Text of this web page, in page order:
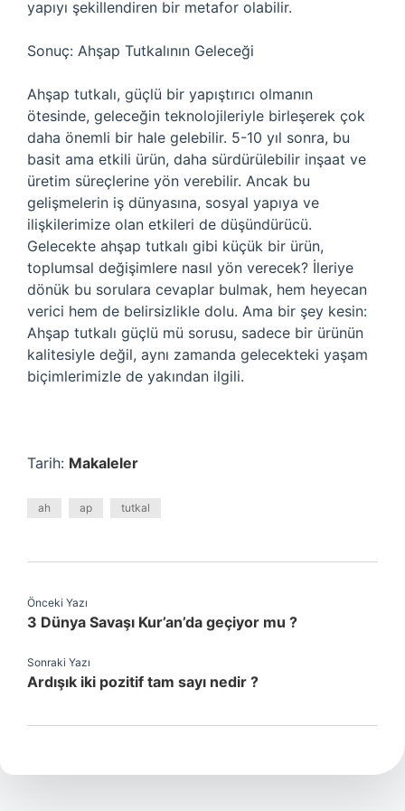
yapıyı şekillendiren bir metafor olabilir.
Sonuç: Ahşap Tutkalının Geleceği
Ahşap tutkalı, güçlü bir yapıştırıcı olmanın
ötesinde, geleceğin teknolojileriyle birleşerek çok
daha önemli bir hale gelebilir. 5-10 yıl sonra, bu
basit ama etkili ürün, daha sürdürülebilir inşaat ve
üretim süreçlerine yön verebilir. Ancak bu
gelişmelerin iş dünyasına, sosyal yapıya ve
ilişkilerimize olan etkileri de düşündürücü.
Gelecekte ahşap tutkalı gibi küçük bir ürün,
toplumsal değişimlere nasıl yön verecek? İleriye
dönük bu sorulara cevaplar bulmak, hem heyecan
verici hem de belirsizlikle dolu. Ama bir şey kesin:
Ahşap tutkalı güçlü mü sorusu, sadece bir ürünün
kalitesiyle değil, aynı zamanda gelecekteki yaşam
biçimlerimizle de yakından ilgili.
Tarih: Makaleler
ah ap tutkal
Önceki Yazı
3 Dünya Savaşı Kur’an’da geçiyor mu ?
Sonraki Yazı
Ardışık iki pozitif tam sayı nedir ?